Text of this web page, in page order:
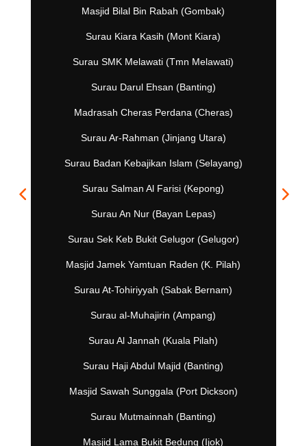
Masjid Bilal Bin Rabah (Gombak)
Surau Kiara Kasih (Mont Kiara)
Surau SMK Melawati (Tmn Melawati)
Surau Darul Ehsan (Banting)
Madrasah Cheras Perdana (Cheras)
Surau Ar-Rahman (Jinjang Utara)
Surau Badan Kebajikan Islam (Selayang)
Surau Salman Al Farisi (Kepong)
Surau An Nur (Bayan Lepas)
Surau Sek Keb Bukit Gelugor (Gelugor)
Masjid Jamek Yamtuan Raden (K. Pilah)
Surau At-Tohiriyyah (Sabak Bernam)
Surau al-Muhajirin (Ampang)
Surau Al Jannah (Kuala Pilah)
Surau Haji Abdul Majid (Banting)
Masjid Sawah Sunggala (Port Dickson)
Surau Mutmainnah (Banting)
Masjid Lama Bukit Bedung (Ijok)